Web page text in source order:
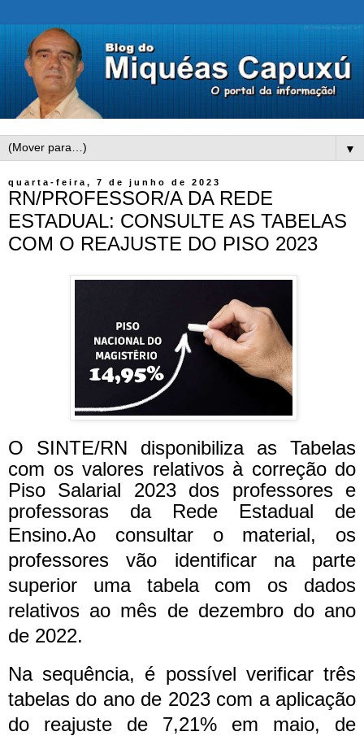
▼
quarta-feira, 7 de junho de 2023
RN/PROFESSOR/A DA REDE
ESTADUAL: CONSULTE AS TABELAS
COM O REAJUSTE DO PISO 2023
O SINTE/RN disponibiliza as Tabelas
com os valores relativos à correção do
Piso Salarial 2023 dos professores e
professoras da Rede Estadual de
Ensino.Ao consultar o material, os
professores vão identificar na parte
superior uma tabela com os dados
relativos ao mês de dezembro do ano
de 2022.
Na sequência, é possível verificar três
tabelas do ano de 2023 com a aplicação
do reajuste de 7,21% em maio, de